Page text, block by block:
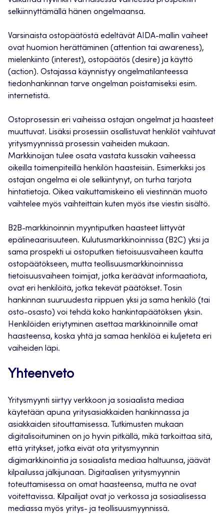
selkiinnyttämällä hänen ongelmaansa.
Varsinaista ostopäätöstä edeltävät AIDA-mallin vaiheet
ovat huomion herättäminen (attention tai awareness),
mielenkiinto (interest), ostopäätös (desire) ja käyttö
(action). Ostajassa käynnistyy ongelmatilanteessa
tiedonhankinnan tarve ongelman poistamiseksi esim.
internetistä.
Ostoprosessin eri vaiheissa ostajan ongelmat ja haasteet
muuttuvat. Lisäksi prosessiin osallistuvat henkilöt vaihtuvat
yritysmyynnissä prosessin vaiheiden mukaan.
Markkinoijan tulee osata vastata kussakin vaiheessa
oikeilla toimenpiteillä henkilön haasteisiin. Esimerkiksi jos
ostajan ongelma ei ole selkiintynyt, on turha tarjota
hintatietoja. Oikea vaikuttamiskeino eli viestinnän muoto
vaihtelee myös vaihteittain kuten myös itse viestin sisältö.
B2B-markkinoinnin myyntiputken haasteet liittyvät
epälineaarisuuteen. Kulutusmarkkinoinnissa (B2C) yksi ja
sama prospekti ui ostoputken tietoisuusvaiheen kautta
ostopäätökseen, mutta teollisuusmarkkinoinnissa
tietoisuusvaiheen toimijat, jotka keräävät informaatiota,
ovat eri henkilöitä, jotka tekevät päätökset. Tosin
hankinnan suuruudesta riippuen yksi ja sama henkilö (tai
osto-osasto) voi tehdä koko hankintapäätöksen yksin.
Henkilöiden eriytyminen asettaa markkinoinnille omat
haasteensa, koska yhtä ja samaa henkilöä ei kuljeteta eri
vaiheiden läpi.
Yhteenveto
Yritysmyynti siirtyy verkkoon ja sosiaalista mediaa
käytetään apuna yritysasiakkaiden hankinnassa ja
asiakkaiden sitouttamisessa. Tutkimusten mukaan
digitalisoituminen on jo hyvin pitkällä, mikä tarkoittaa sitä,
että yritykset, jotka eivät ota yritysmyynnin
digimarkkinointia ja sosiaalista mediaa haltuunsa, jäävät
kilpailussa jälkijunaan. Digitaalisen yritysmyynnin
toteuttamisessa on omat haasteensa, mutta ne ovat
voitettavissa. Kilpailijat ovat jo verkossa ja sosiaalisessa
mediassa myös yritys- ja teollisuusmyynnissä.